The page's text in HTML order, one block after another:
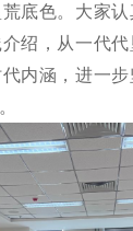
底色。大家
绍，从一代
内涵，进一